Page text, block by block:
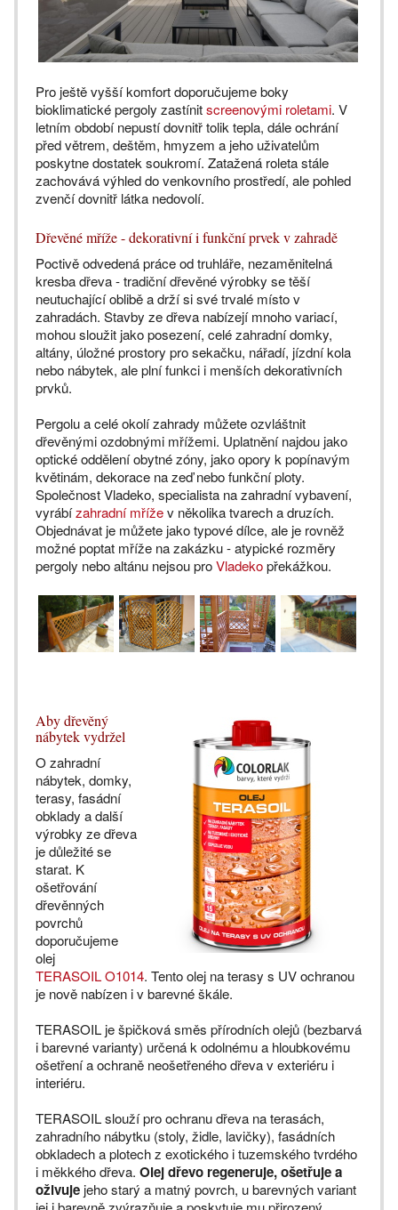
Pro ještě vyšší komfort doporučujeme boky
bioklimatické pergoly zastínitscreenovými roletami. V
letním období nepustí dovnitř tolik tepla, dále ochrání
před větrem, deštěm, hmyzem a jeho uživatelům
poskytne dostatek soukromí. Zatažená roleta stále
zachovává výhled do venkovního prostředí, ale pohled
zvenčí dovnitř látka nedovolí.
Dřevěné mříže - dekorativní i funkční prvek v zahradě
Poctivě odvedená práce od truhláře, nezaměnitelná
kresba dřeva - tradiční dřevěné výrobky se těší
neutuchající oblibě a drží si své trvalé místo v
zahradách. Stavby ze dřeva nabízejí mnoho variací,
mohou sloužit jako posezení, celé zahradní domky,
altány, úložné prostory pro sekačku, nářadí, jízdní kola
nebo nábytek, ale plní funkci i menších dekorativních
prvků.
Pergolu a celé okolí zahrady můžete ozvláštnit
dřevěnými ozdobnými mřížemi. Uplatnění najdou jako
optické oddělení obytné zóny, jako opory k popínavým
květinám, dekorace na zeď nebo funkční ploty.
Společnost Vladeko, specialista na zahradní vybavení,
vyrábízahradní mřížev několika tvarech a druzích.
Objednávat je můžete jako typové dílce, ale je rovněž
možné poptat mříže na zakázku - atypické rozměry
pergoly nebo altánu nejsou proVladekopřekážkou.
Aby dřevěný
nábytek vydržel
O zahradní
nábytek, domky,
terasy, fasádní
obklady a další
výrobky ze dřeva
je důležité se
starat. K
ošetřování
dřevěnných
povrchů
doporučujeme
olej
TERASOIL O1014. Tento olej na terasy s UV ochranou
je nově nabízen i v barevné škále.
TERASOIL je špičková směs přírodních olejů (bezbarvá
i barevné varianty) určená k odolnému a hloubkovému
ošetření a ochraně neošetřeného dřeva v exteriéru i
interiéru.
TERASOIL slouží pro ochranu dřeva na terasách,
zahradního nábytku (stoly, židle, lavičky), fasádních
obkladech a plotech z exotického i tuzemského tvrdého
i měkkého dřeva. Olej dřevo regeneruje, ošetřuje a
oživuje jeho starý a matný povrch, u barevných variant